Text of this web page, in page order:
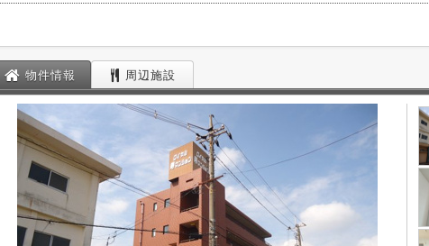
物件情報 周辺施設